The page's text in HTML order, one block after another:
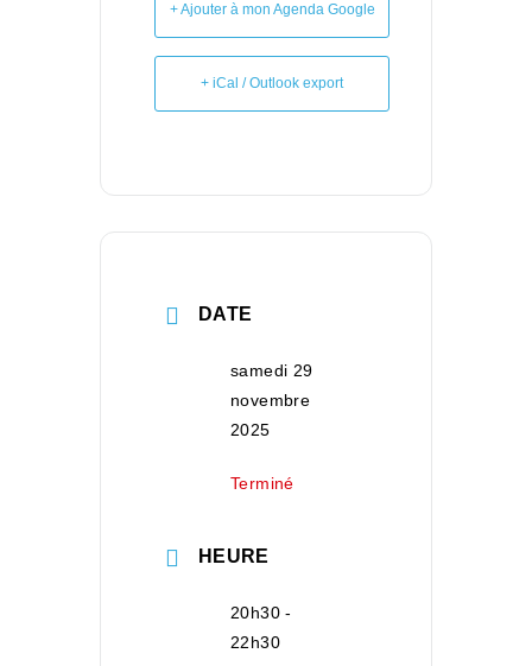
+ Ajouter à mon Agenda Google
+ iCal / Outlook export
DATE
samedi 29
novembre
2025
Terminé
HEURE
20h30 -
22h30